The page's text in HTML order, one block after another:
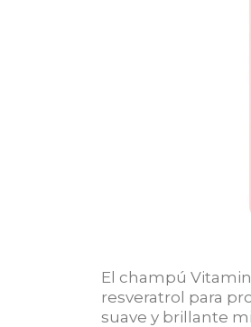
El champú
resveratrol para
suave y brillante